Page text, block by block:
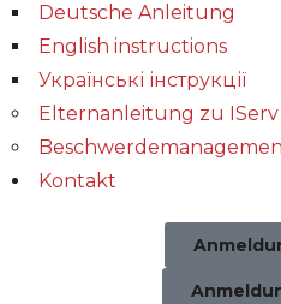
Deutsche Anleitung
English instructions
Українські інструкції
Elternanleitung zu IServ
Kontakt